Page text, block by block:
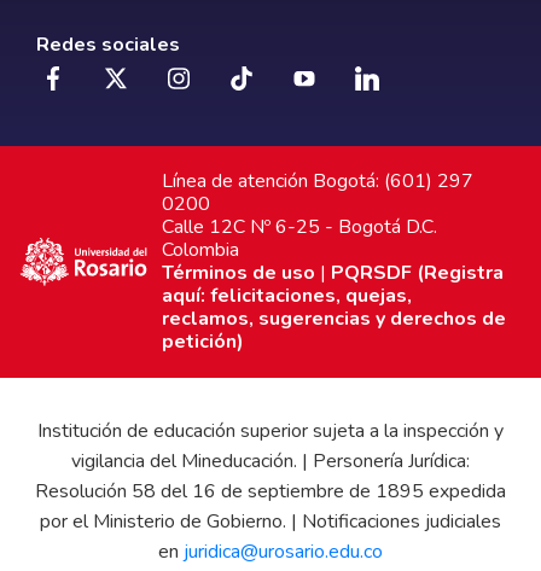
Redes sociales
Línea de atención Bogotá: (601) 297
0200
Calle 12C Nº 6-25 - Bogotá D.C.
Colombia
Términos de uso | PQRSDF (Registra
aquí: felicitaciones, quejas,
reclamos, sugerencias y derechos de
petición)
Institución de educación superior sujeta a la inspección y
vigilancia del Mineducación. | Personería Jurídica:
Resolución 58 del 16 de septiembre de 1895 expedida
por el Ministerio de Gobierno. | Notificaciones judiciales
en juridica@urosario.edu.co